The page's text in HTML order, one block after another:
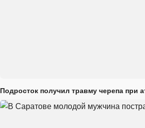
Подросток получил травму черепа при